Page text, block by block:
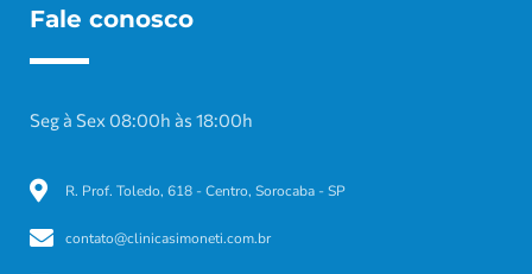
Fale conosco
Seg à Sex 08:00h às 18:00h
R. Prof. Toledo, 618 - Centro, Sorocaba - SP
contato@clinicasimoneti.com.br